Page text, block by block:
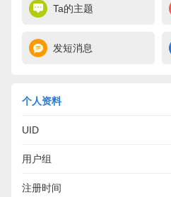
Ta的主题
发短消息
个人资料
UID
用户组
注册时间